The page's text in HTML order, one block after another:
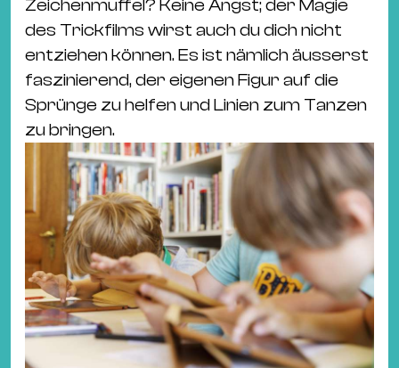
St.
Magazin Newsletter Suchen
Zeichenmuffel? Keine Angst; der Magie
des Trickfilms wirst auch du dich nicht
entziehen können. Es ist nämlich äusserst
faszinierend, der eigenen Figur auf die
Sprünge zu helfen und Linien zum Tanzen
zu bringen.